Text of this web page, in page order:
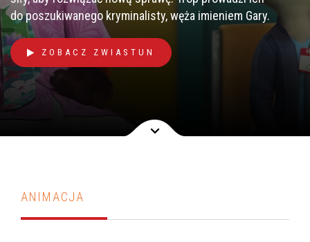
do poszukiwanego kryminalisty, węża imieniem Gary.
ZOBACZ ZWIASTUN
ANIMACJA